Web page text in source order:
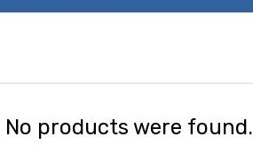
No products were found.